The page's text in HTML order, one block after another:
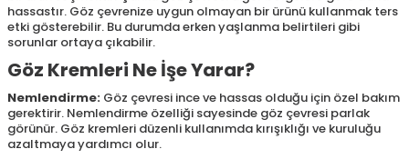
hassastır. Göz çevrenize uygun olmayan bir ürünü kullanmak ters
etki gösterebilir. Bu durumda erken yaşlanma belirtileri gibi
sorunlar ortaya çıkabilir.
Göz Kremleri Ne İşe Yarar?
Nemlendirme: Göz çevresi ince ve hassas olduğu için özel bakım
gerektirir. Nemlendirme özelliği sayesinde göz çevresi parlak
görünür. Göz kremleri düzenli kullanımda kırışıklığı ve kuruluğu
azaltmaya yardımcı olur.